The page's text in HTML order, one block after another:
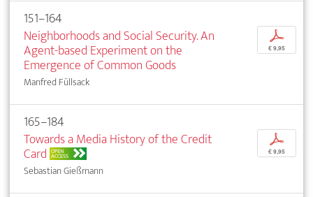
151–164
Neighborhoods and Social Security. An
Agent-based Experiment on the
Emergence of Common Goods
Manfred Füllsack
p
€ 9,95
165–184
Towards a Media History of the Credit
Card OPEN
ACCESS
Sebastian Gießmann
p
€ 9,95